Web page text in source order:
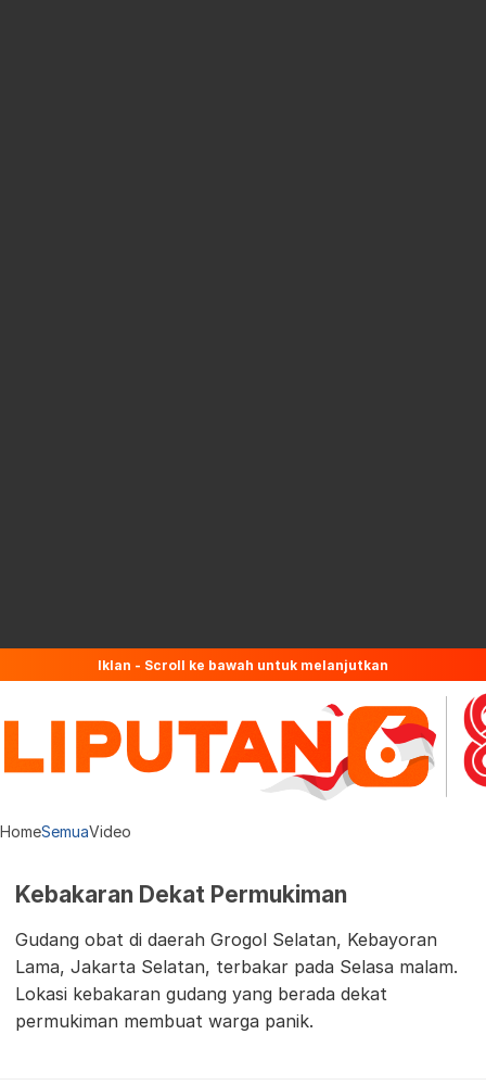
Iklan - Scroll ke bawah untuk melanjutkan
HomeSemuaVideo
Kebakaran Dekat Permukiman
Gudang obat di daerah Grogol Selatan, Kebayoran
Lama, Jakarta Selatan, terbakar pada Selasa malam.
Lokasi kebakaran gudang yang berada dekat
permukiman membuat warga panik.